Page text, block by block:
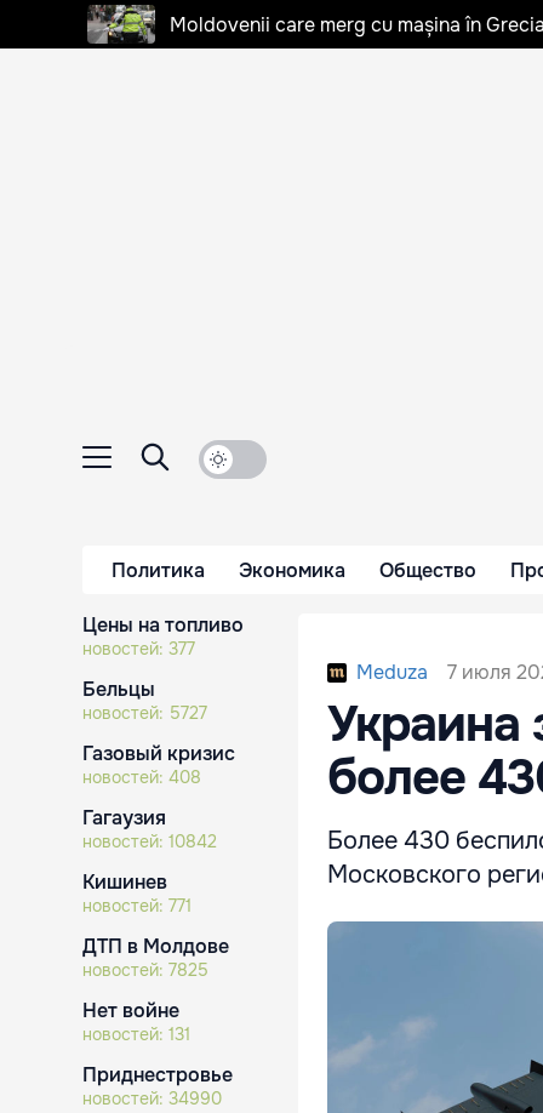
Moldovenii care merg cu mașina în
Политика Экономика Общество
Цены на топливо
новостей: 377
Бельцы
новостей: 5727
Газовый кризис
новостей: 408
Гагаузия
новостей: 10842
Кишинев
новостей: 771
ДТП в Молдове
новостей: 7825
Нет войне
новостей: 131
Приднестровье
новостей: 34990
Meduza 7 июля
Украина
более
Более 430
Московского